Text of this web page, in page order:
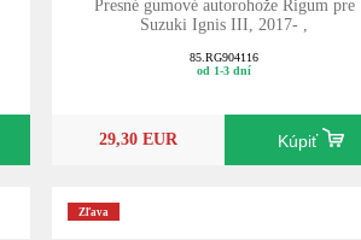
Presné gumové autorohože Rigum pre
Suzuki Ignis III, 2017- ,
85.RG904116
od 1-3 dní
29,30 EUR Kúpiť
Zľava